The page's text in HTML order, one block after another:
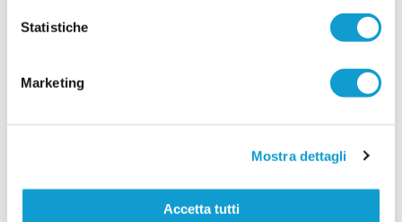
Statistiche
Marketing
Mostra dettagli
Accetta tutti
Un episodio grave ha scosso il mondo del calcio
giovanile nell’ascolano. Come riportato da Il
Resto del Carlino, un arbitro di soli 14 anni è
giocatore che il giorno prima aveva diretto in una
Si avvicina un derby di cuore e di classifica
quella in programma nel prossimo fine settimana,